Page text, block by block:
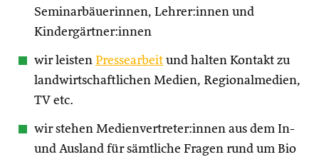
Seminarbäuerinnen, Lehrer:innen und
Kindergärtner:innen
wir leisten Pressearbeit und halten Kontakt zu
landwirtschaftlichen Medien, Regionalmedien,
TV etc.
wir stehen Medienvertreter:innen aus dem In-
und Ausland für sämtliche Fragen rund um Bio